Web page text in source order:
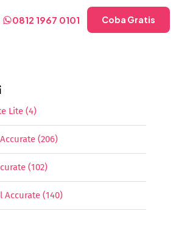
0812 1967 0101 Coba Gratis
Lite (4)
(206)
(102)
Accurate (140)